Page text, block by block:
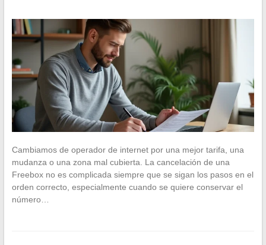
Cambiamos de operador de internet por una mejor tarifa, una
mudanza o una zona mal cubierta. La cancelación de una
Freebox no es complicada siempre que se sigan los pasos en el
orden correcto, especialmente cuando se quiere conservar el
número…